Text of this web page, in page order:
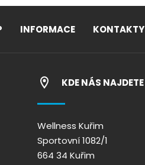
INFORMACE KONTAKTY
KDE NÁS NAJDETE
Wellness Kuřim
Sportovní 1082/1
664 34 Kuřim